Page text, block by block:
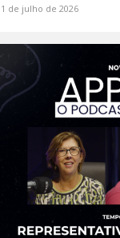
1 de julho de 2026